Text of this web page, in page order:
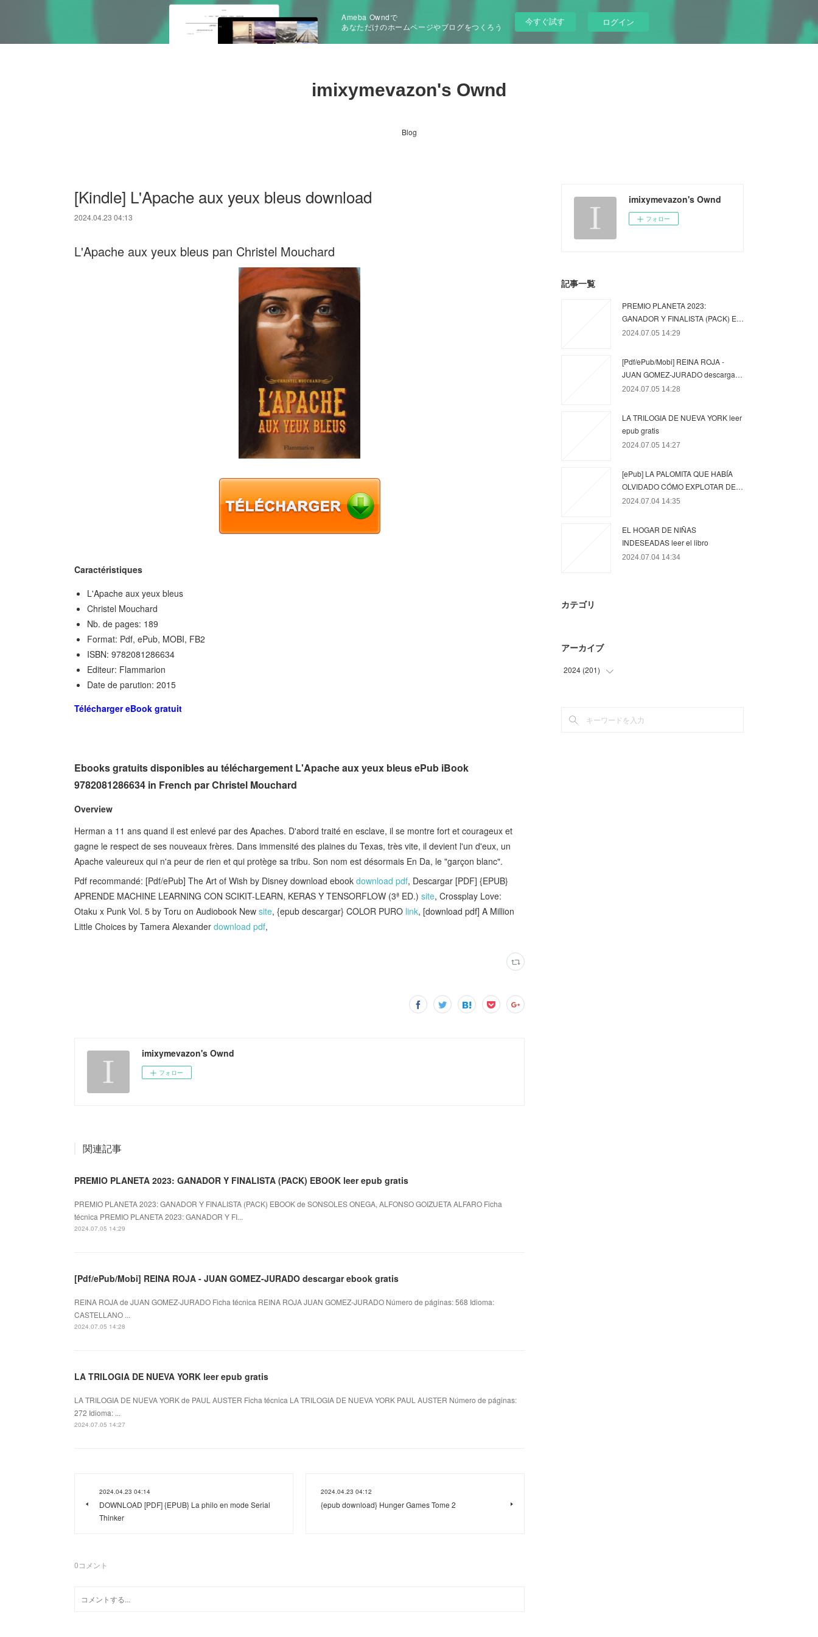
Ameba Owndで
あなただけのホームページやブログをつくろう
今すぐ試す ログイン
imixymevazon's Ownd
Blog
[Kindle] L'Apache aux yeux bleus download
2024.04.23 04:13
L'Apache aux yeux bleus pan Christel Mouchard
Caractéristiques
L'Apache aux yeux bleus
Christel Mouchard
Nb. de pages: 189
Format: Pdf, ePub, MOBI, FB2
ISBN: 9782081286634
Editeur: Flammarion
Date de parution: 2015
Télécharger eBook gratuit
Ebooks gratuits disponibles au téléchargement L'Apache aux yeux bleus ePub iBook
9782081286634 in French par Christel Mouchard
Overview
Herman a 11 ans quand il est enlevé par des Apaches. D'abord traité en esclave, il se montre fort et courageux et
gagne le respect de ses nouveaux frères. Dans immensité des plaines du Texas, très vite, il devient l'un d'eux, un
Apache valeureux qui n'a peur de rien et qui protège sa tribu. Son nom est désormais En Da, le "garçon blanc".
Pdf recommandé: [Pdf/ePub] The Art of Wish by Disney download ebook download pdf, Descargar [PDF] {EPUB}
APRENDE MACHINE LEARNING CON SCIKIT-LEARN, KERAS Y TENSORFLOW (3ª ED.) site, Crossplay Love:
Otaku x Punk Vol. 5 by Toru on Audiobook New site, {epub descargar} COLOR PURO link, [download pdf] A Million
Little Choices by Tamera Alexander download pdf,
imixymevazon's Ownd
フォロー
関連記事
PREMIO PLANETA 2023: GANADOR Y FINALISTA (PACK) EBOOK leer epub gratis
PREMIO PLANETA 2023: GANADOR Y FINALISTA (PACK) EBOOK de SONSOLES ONEGA, ALFONSO GOIZUETA ALFARO Ficha
técnica PREMIO PLANETA 2023: GANADOR Y FI...
2024.07.05 14:29
[Pdf/ePub/Mobi] REINA ROJA - JUAN GOMEZ-JURADO descargar ebook gratis
REINA ROJA de JUAN GOMEZ-JURADO Ficha técnica REINA ROJA JUAN GOMEZ-JURADO Número de páginas: 568 Idioma:
CASTELLANO ...
2024.07.05 14:28
LA TRILOGIA DE NUEVA YORK leer epub gratis
LA TRILOGIA DE NUEVA YORK de PAUL AUSTER Ficha técnica LA TRILOGIA DE NUEVA YORK PAUL AUSTER Número de páginas:
272 Idioma: ...
2024.07.05 14:27
2024.04.23 04:14
DOWNLOAD [PDF] {EPUB} La philo en mode Serial
Thinker
2024.04.23 04:12
{epub download} Hunger Games Tome 2
0コメント
imixymevazon's Ownd
フォロー
記事一覧
PREMIO PLANETA 2023:
GANADOR Y FINALISTA (PACK) E…
2024.07.05 14:29
[Pdf/ePub/Mobi] REINA ROJA -
JUAN GOMEZ-JURADO descarga…
2024.07.05 14:28
LA TRILOGIA DE NUEVA YORK leer
epub gratis
2024.07.05 14:27
[ePub] LA PALOMITA QUE HABÍA
OLVIDADO CÓMO EXPLOTAR DE…
2024.07.04 14:35
EL HOGAR DE NIÑAS
INDESEADAS leer el libro
2024.07.04 14:34
カテゴリ
アーカイブ
2024 (201)
(